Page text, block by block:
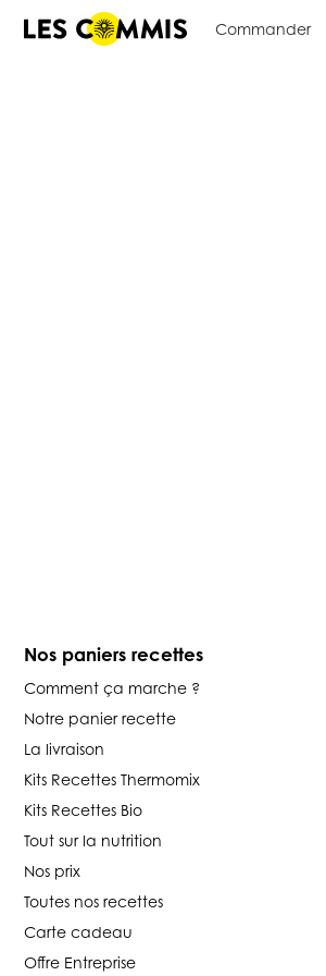
Commander
Nos paniers recettes
Comment ça marche ?
Notre panier recette
La livraison
Kits Recettes Thermomix
Kits Recettes Bio
Tout sur la nutrition
Nos prix
Toutes nos recettes
Carte cadeau
Offre Entreprise